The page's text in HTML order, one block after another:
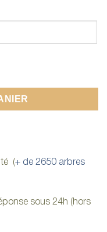
(+ de 2650 arbres
sous 24h (hors